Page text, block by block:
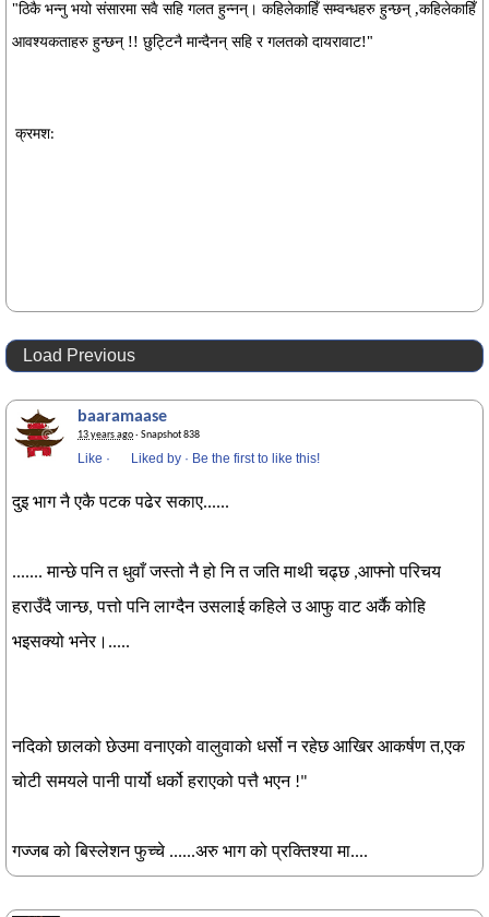
"ठिकै भन्नु भयो संसारमा सवै सहि गलत हुन्नन्। कहिलेकाहिँ सम्वन्धहरु हुन्छन् ,कहिलेकाहिँ
आवश्यकताहरु हुन्छन् !! छुट्टिनै मान्दैनन् सहि र गलतको दायरावाट!"
क्रमश:
Load Previous
baaramaase
13 years ago· Snapshot 838
Like · Liked by · Be the first to like this!
दुइ भाग नै एकै पटक पढेर सकाए......
....... मान्छे पनि त धुवाँ जस्तो नै हो नि त जति माथी चढ्छ ,आफ्नो परिचय
हराउँदै जान्छ, पत्तो पनि लाग्दैन उसलाई कहिले उ आफु वाट अर्कै कोहि
भइसक्यो भनेर।.....
नदिको छालको छेउमा वनाएको वालुवाको धर्सो न रहेछ आखिर आकर्षण त,एक
चोटी समयले पानी पार्यो धर्को हराएको पत्तै भएन !"
गज्जब को बिस्लेशन फुच्चे ......अरु भाग को प्रक्तिश्या मा....